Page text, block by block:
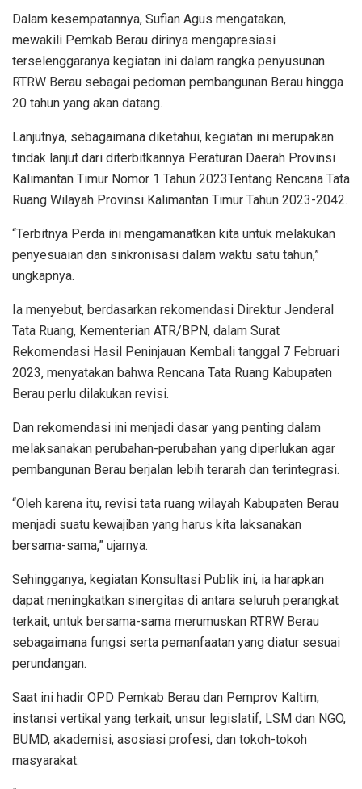
Dalam kesempatannya, Sufian Agus mengatakan,
mewakili Pemkab Berau dirinya mengapresiasi
terselenggaranya kegiatan ini dalam rangka penyusunan
RTRW Berau sebagai pedoman pembangunan Berau hingga
20 tahun yang akan datang.
Lanjutnya, sebagaimana diketahui, kegiatan ini merupakan
tindak lanjut dari diterbitkannya Peraturan Daerah Provinsi
Kalimantan Timur Nomor 1 Tahun 2023Tentang Rencana Tata
Ruang Wilayah Provinsi Kalimantan Timur Tahun 2023-2042.
“Terbitnya Perda ini mengamanatkan kita untuk melakukan
penyesuaian dan sinkronisasi dalam waktu satu tahun,”
ungkapnya.
Ia menyebut, berdasarkan rekomendasi Direktur Jenderal
Tata Ruang, Kementerian ATR/BPN, dalam Surat
Rekomendasi Hasil Peninjauan Kembali tanggal 7 Februari
2023, menyatakan bahwa Rencana Tata Ruang Kabupaten
Berau perlu dilakukan revisi.
Dan rekomendasi ini menjadi dasar yang penting dalam
melaksanakan perubahan-perubahan yang diperlukan agar
pembangunan Berau berjalan lebih terarah dan terintegrasi.
“Oleh karena itu, revisi tata ruang wilayah Kabupaten Berau
menjadi suatu kewajiban yang harus kita laksanakan
bersama-sama,” ujarnya.
Sehingganya, kegiatan Konsultasi Publik ini, ia harapkan
dapat meningkatkan sinergitas di antara seluruh perangkat
terkait, untuk bersama-sama merumuskan RTRW Berau
sebagaimana fungsi serta pemanfaatan yang diatur sesuai
perundangan.
Saat ini hadir OPD Pemkab Berau dan Pemprov Kaltim,
instansi vertikal yang terkait, unsur legislatif, LSM dan NGO,
BUMD, akademisi, asosiasi profesi, dan tokoh-tokoh
masyarakat.